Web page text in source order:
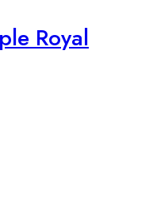
Royal